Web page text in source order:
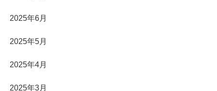
2025年6月
2025年5月
2025年4月
2025年3月